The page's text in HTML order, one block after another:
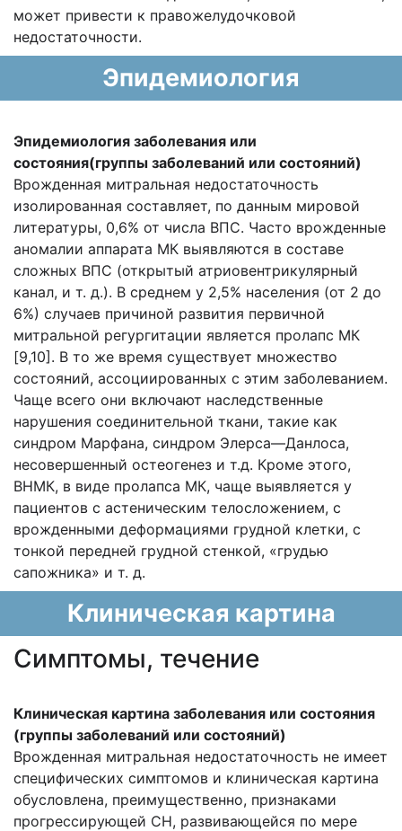
может привести к правожелудочковой
недостаточности.
Эпидемиология
Эпидемиология заболевания или
состояния(группы заболеваний или состояний)
Врожденная митральная недостаточность
изолированная составляет, по данным мировой
литературы, 0,6% от числа ВПС. Часто врожденные
аномалии аппарата МК выявляются в составе
сложных ВПС (открытый атриовентрикулярный
канал, и т. д.). В среднем у 2,5% населения (от 2 до
6%) случаев причиной развития первичной
митральной регургитации является пролапс МК
[9,10]. В то же время существует множество
состояний, ассоциированных с этим заболеванием.
Чаще всего они включают наследственные
нарушения соединительной ткани, такие как
синдром Марфана, синдром Элерса—Данлоса,
несовершенный остеогенез и т.д. Кроме этого,
ВНМК, в виде пролапса МК, чаще выявляется у
пациентов с астеническим телосложением, с
врожденными деформациями грудной клетки, с
тонкой передней грудной стенкой, «грудью
сапожника» и т. д.
Клиническая картина
Cимптомы, течение
Клиническая картина заболевания или состояния
(группы заболеваний или состояний)
Врожденная митральная недостаточность не имеет
специфических симптомов и клиническая картина
обусловлена, преимущественно, признаками
прогрессирующей СН, развивающейся по мере